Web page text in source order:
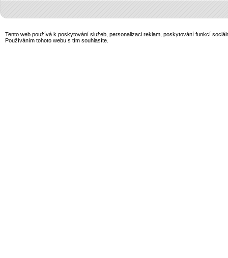
Tento web používá k poskytování služeb, personalizaci reklam, poskytování funkcí
Používáním tohoto webu s tím souhlasíte.